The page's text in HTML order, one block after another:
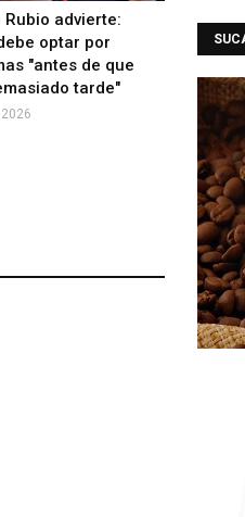
Rubio advierte:
optar por
"antes de que
tarde"